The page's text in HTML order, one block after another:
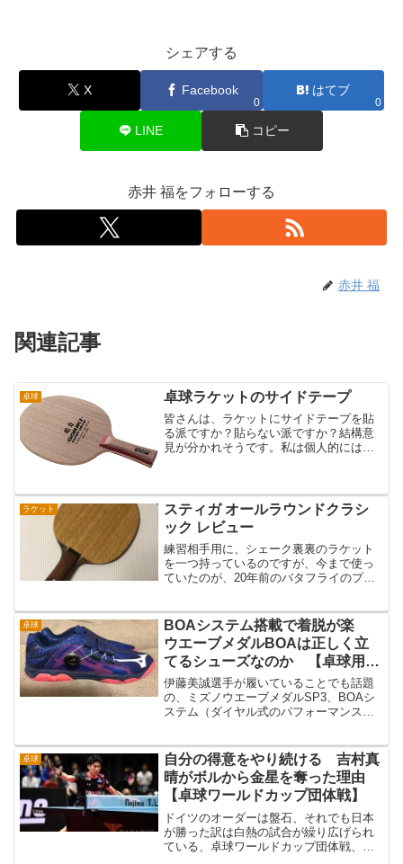
シェアする
X Facebook
0
はてブ
0
LINE コピー
赤井 福をフォローする
赤井 福
関連記事
卓球 卓球ラケットのサイドテープ
皆さんは、ラケットにサイドテープを貼
る派ですか？貼らない派ですか？結構意
見が分かれそうです。私は個人的には貼
けないのもありますね。単...
ラケット
スティガ オールラウンドクラシ
ック レビュー
練習相手用に、シェーク裏裏のラケット
を一つ持っているのですが、今まで使っ
ていたのが、20年前のバタフライのプリ
変えてみました。むかーしからある、ス
ティガラケットのエント...
卓球
BOAシステム搭載で着脱が楽
ウエーブメダルBOAは正しく立
てるシューズなのか 【卓球用具
レビュー】
伊藤美誠選手が履いていることでも話題
の、ミズノウエーブメダルSP3、BOAシ
ステム（ダイヤル式のパフォーマンスフ
して登場したのが、ウエーブメダルBOA
です。今回は、ミズ...
卓球
自分の得意をやり続ける 吉村真
晴がボルから金星を奪った理由
【卓球ワールドカップ団体戦】
ドイツのオーダーは盤石、それでも日本
が勝った訳は白熱の試合が繰り広げられ
ている、卓球ワールドカップ団体戦、日